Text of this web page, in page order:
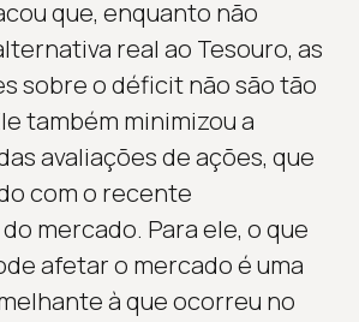
que, enquanto não
real ao Tesouro, as
sobre o déficit não são tão
também minimizou a
avaliações de ações, que
com o recente
mercado. Para ele, o que
afetar o mercado é uma
à que ocorreu no